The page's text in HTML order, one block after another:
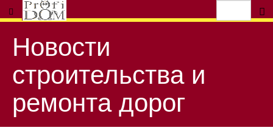
Новости
строительства и
ремонта дорог